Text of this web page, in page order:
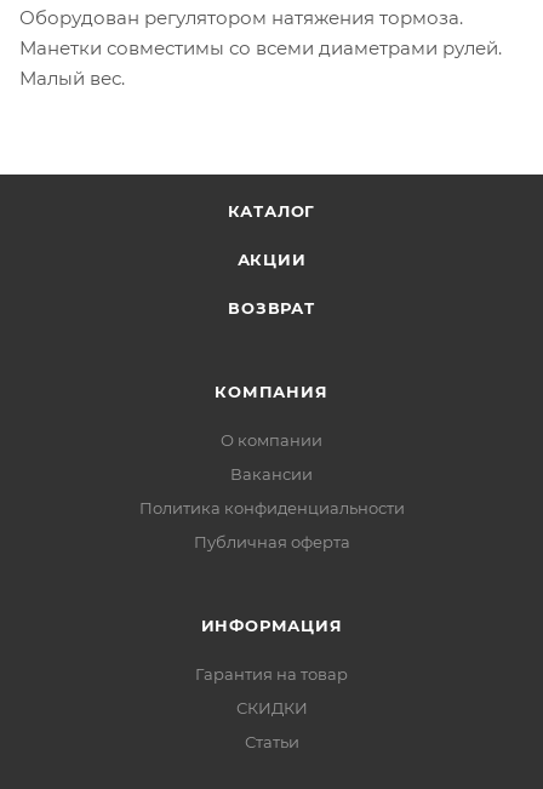
Оборудован регулятором натяжения тормоза.
Манетки совместимы со всеми диаметрами рулей.
Малый вес.
КАТАЛОГ
АКЦИИ
ВОЗВРАТ
КОМПАНИЯ
О компании
Вакансии
Политика конфиденциальности
Публичная оферта
ИНФОРМАЦИЯ
Гарантия на товар
СКИДКИ
Статьи